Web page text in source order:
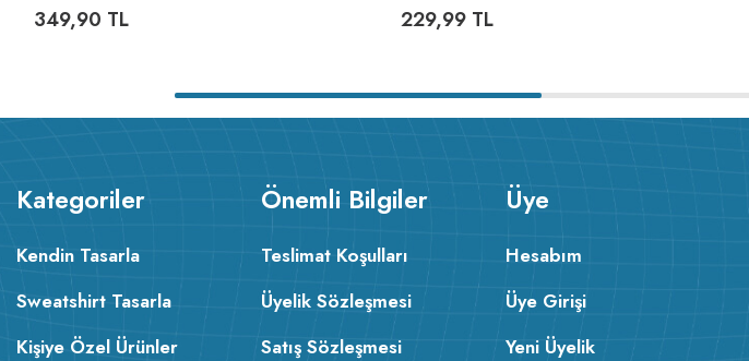
349,90 TL
YAZILI ERKEK TIŞÖRT
229,99 TL
Kategoriler
Kendin Tasarla
Sweatshirt Tasarla
Kişiye Özel Ürünler
Önemli Bilgiler
Teslimat Koşulları
Üyelik Sözleşmesi
Satış Sözleşmesi
Üye
Hesabım
Üye Girişi
Yeni Üyelik